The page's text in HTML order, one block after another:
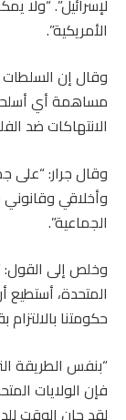
الأمريكية”.
وقال إن
مساهمة أي
الانتهاكات ضد
وقال جرار: “على
وأخلاقي وقانوني
الجماعية”.
وخلص إلى القول:
المتحدة، أستطيع
حكومتنا
“بنفس الطريقة
فإن الولايات
لقد حان الوقت